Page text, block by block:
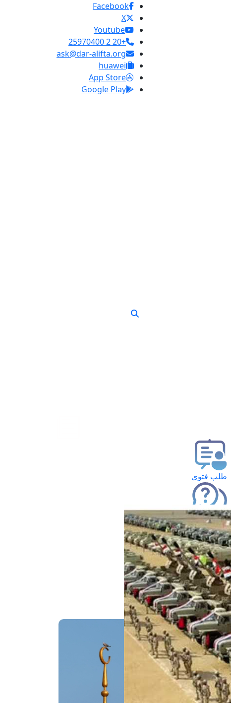
Facebook
X
Youtube
+20 2 25970400
ask@dar-alifta.org
huawei
App Store
Google Play
طلب فتوى
استعلام عن فتوى
حجز موعد
الفتوى الهاتفية
مَواقِيتُ الصَّـــلاة
القاهرة · 07 أغسطس 2026 م
الفجر
4 :41
الشروق